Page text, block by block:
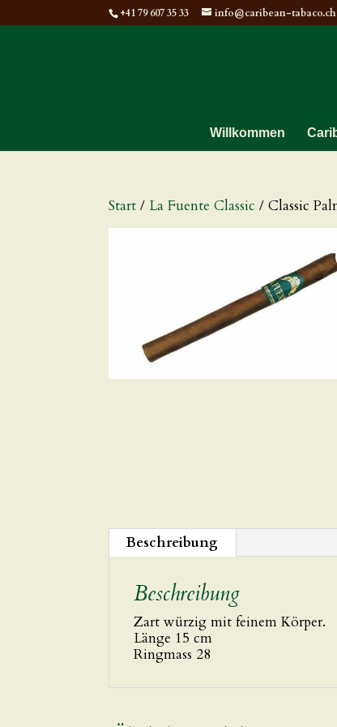
+41 79 607 35 33 info@caribean-tabaco.ch
Willkommen
Start / La Fuente Classic / Classic
Beschreibung
Beschreibung
Zart würzig mit feinem Körper.
Länge 15 cm
Ringmass 28